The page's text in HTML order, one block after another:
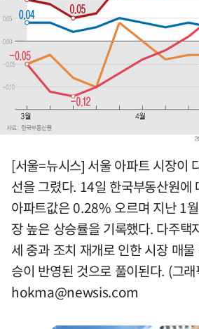
[서울=뉴시스] 서울 아파트 시장이
선을 그렸다. 14일 한국부동산원에
아파트값은 0.28% 오르며 지난 1
장 높은 상승률을 기록했다. 다주택
세 중과 조치 재개로 인한 시장 매
승이 반영된 것으로 풀이된다. (그
hokma@newsis.com